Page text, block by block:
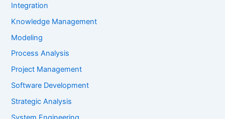
Integration
Knowledge Management
Modeling
Process Analysis
Project Management
Software Development
Strategic Analysis